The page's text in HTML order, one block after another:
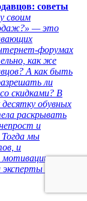
советы
своим
— это
форумах
как же
А как быть
ли
скидками? В
обувных
раскрывать
и
Тогда мы
и
мотивации
не